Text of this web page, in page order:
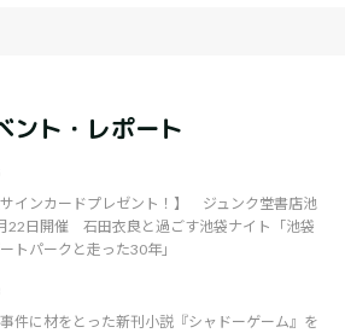
ント・レポート
サインカードプレゼント！】 ジュンク堂書店池
22日開催 石田衣良と過ごす池袋ナイト「池袋
トパークと走った30年」
件に材をとった新刊小説『シャドーゲーム』を